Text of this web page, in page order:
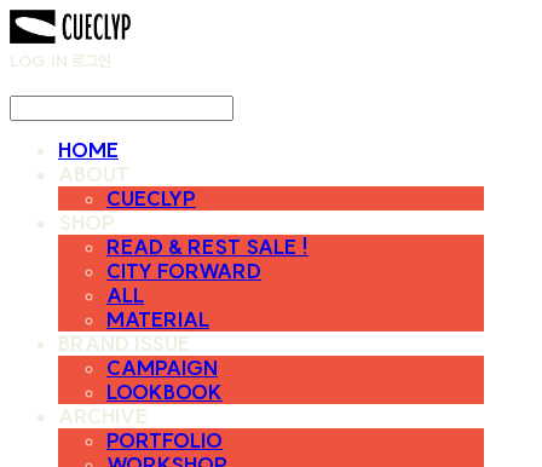
LOG IN 로그인
HOME
ABOUT
CUECLYP
SHOP
READ & REST SALE !
CITY FORWARD
ALL
MATERIAL
BRAND ISSUE
CAMPAIGN
LOOKBOOK
ARCHIVE
PORTFOLIO